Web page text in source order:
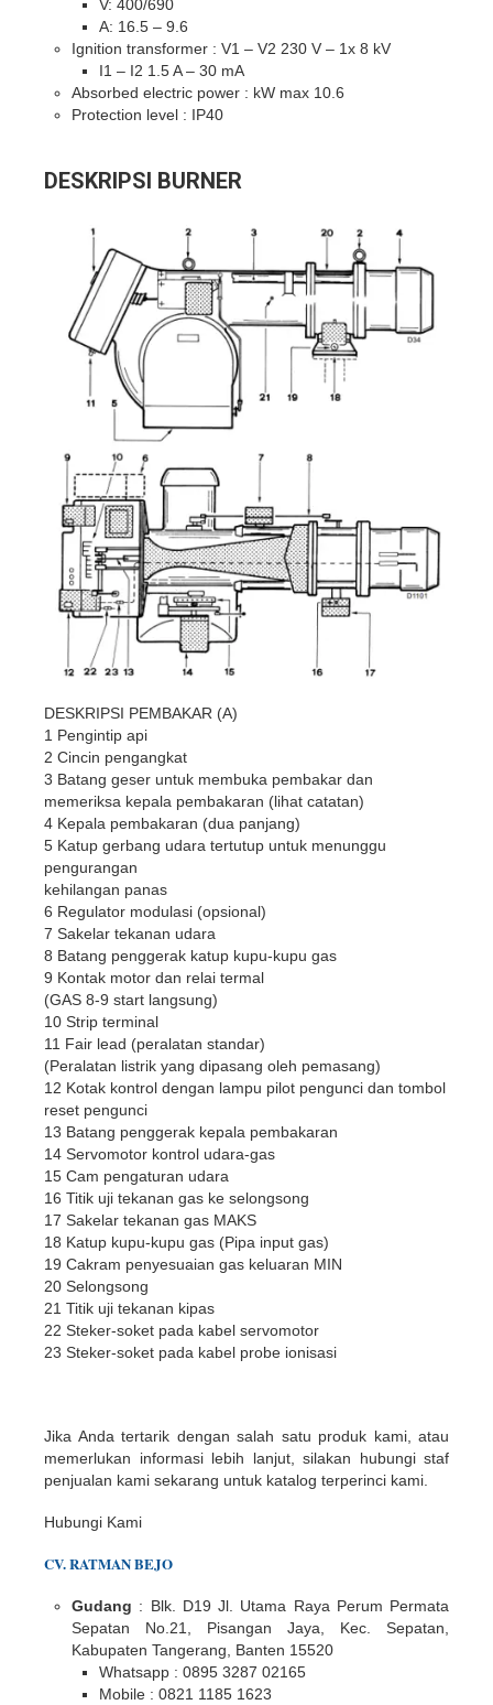
V: 400/690
A: 16.5 – 9.6
Ignition transformer : V1 – V2 230 V – 1x 8 kV
I1 – I2 1.5 A – 30 mA
Absorbed electric power : kW max 10.6
Protection level : IP40
DESKRIPSI BURNER
DESKRIPSI PEMBAKAR (A)
1 Pengintip api
2 Cincin pengangkat
3 Batang geser untuk membuka pembakar dan
memeriksa kepala pembakaran (lihat catatan)
4 Kepala pembakaran (dua panjang)
5 Katup gerbang udara tertutup untuk menunggu
pengurangan
kehilangan panas
6 Regulator modulasi (opsional)
7 Sakelar tekanan udara
8 Batang penggerak katup kupu-kupu gas
9 Kontak motor dan relai termal
(GAS 8-9 start langsung)
10 Strip terminal
11 Fair lead (peralatan standar)
(Peralatan listrik yang dipasang oleh pemasang)
12 Kotak kontrol dengan lampu pilot pengunci dan tombol
reset pengunci
13 Batang penggerak kepala pembakaran
14 Servomotor kontrol udara-gas
15 Cam pengaturan udara
16 Titik uji tekanan gas ke selongsong
17 Sakelar tekanan gas MAKS
18 Katup kupu-kupu gas (Pipa input gas)
19 Cakram penyesuaian gas keluaran MIN
20 Selongsong
21 Titik uji tekanan kipas
22 Steker-soket pada kabel servomotor
23 Steker-soket pada kabel probe ionisasi
Jika Anda tertarik dengan salah satu produk kami, atau
memerlukan informasi lebih lanjut, silakan hubungi staf
penjualan kami sekarang untuk katalog terperinci kami.
Hubungi Kami
CV. RATMAN BEJO
Gudang : Blk. D19 Jl. Utama Raya Perum Permata
Sepatan No.21, Pisangan Jaya, Kec. Sepatan,
Kabupaten Tangerang, Banten 15520
Whatsapp : 0895 3287 02165
Mobile : 0821 1185 1623